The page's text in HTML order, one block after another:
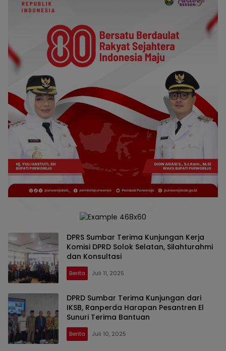
DPRS Sumbar Terima Kunjungan Kerja
Komisi DPRD Solok Selatan, Silahturahmi
dan Konsultasi
Berita Juli 11, 2025
DPRD Sumbar Terima Kunjungan dari
IKSB, Ranperda Harapan Pesantren El
Sunuri Terima Bantuan
Berita Juli 10, 2025